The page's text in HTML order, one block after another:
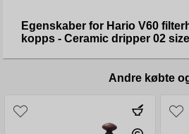
Egenskaber for Hario V60
kopps - Ceramic dripper 02 size
Andre købte